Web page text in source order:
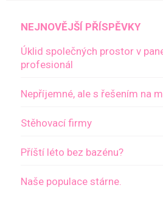
NEJNOVĚJŠÍ PŘÍSPĚVKY
Úklid společných prostor v
profesionál
Nepříjemné, ale s řešením na
Stěhovací firmy
Příští léto bez bazénu?
Naše populace stárne.